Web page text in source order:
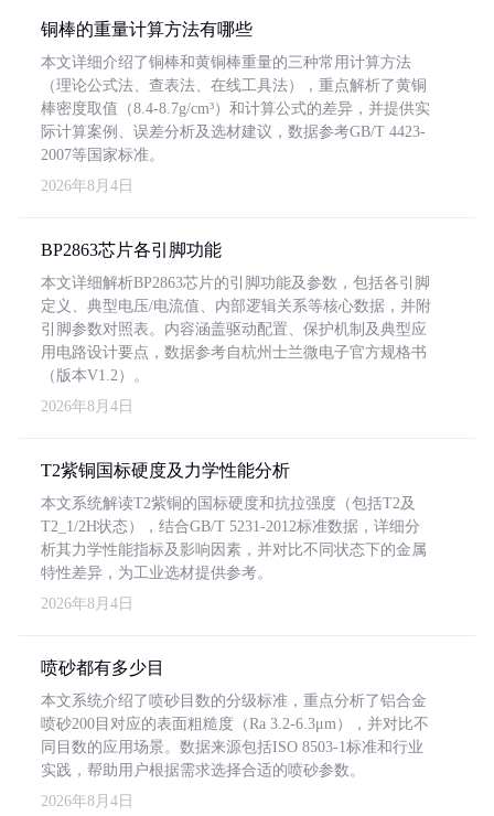
铜棒的重量计算方法有哪些
本文详细介绍了铜棒和黄铜棒重量的三种常用计算方法
（理论公式法、查表法、在线工具法），重点解析了黄铜
棒密度取值（8.4-8.7g/cm³）和计算公式的差异，并提供实
际计算案例、误差分析及选材建议，数据参考GB/T 4423-
2007等国家标准。
2026年8月4日
BP2863芯片各引脚功能
本文详细解析BP2863芯片的引脚功能及参数，包括各引脚
定义、典型电压/电流值、内部逻辑关系等核心数据，并附
引脚参数对照表。内容涵盖驱动配置、保护机制及典型应
用电路设计要点，数据参考自杭州士兰微电子官方规格书
（版本V1.2）。
2026年8月4日
T2紫铜国标硬度及力学性能分析
本文系统解读T2紫铜的国标硬度和抗拉强度（包括T2及
T2_1/2H状态），结合GB/T 5231-2012标准数据，详细分
析其力学性能指标及影响因素，并对比不同状态下的金属
特性差异，为工业选材提供参考。
2026年8月4日
喷砂都有多少目
本文系统介绍了喷砂目数的分级标准，重点分析了铝合金
喷砂200目对应的表面粗糙度（Ra 3.2-6.3μm），并对比不
同目数的应用场景。数据来源包括ISO 8503-1标准和行业
实践，帮助用户根据需求选择合适的喷砂参数。
2026年8月4日